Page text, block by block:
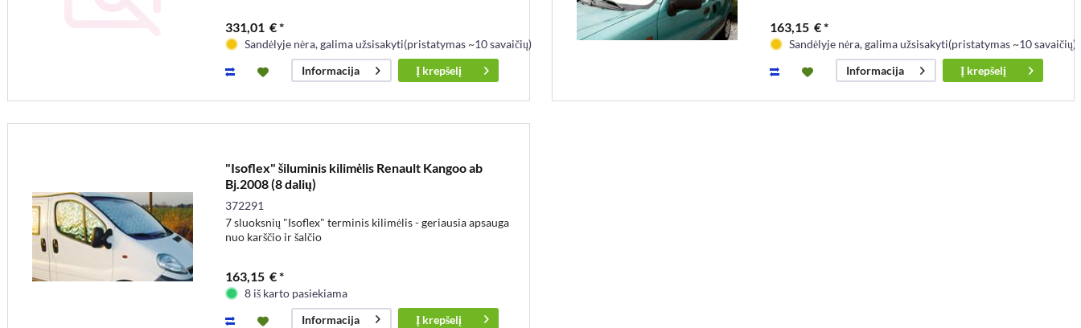
331,01 € *
Sandėlyje nėra, galima užsisakyti(pristatymas ~10 savaičių)
Informacija
Į krepšelį
163,15 € *
Sandėlyje nėra, galima užsisakyti(pristatymas ~10 savaičių)
Informacija
Į krepšelį
"Isoflex" šiluminis kilimėlis Renault Kangoo ab
Bj.2008 (8 dalių)
372291
7 sluoksnių "Isoflex" terminis kilimėlis - geriausia apsauga
nuo karščio ir šalčio
163,15 € *
8 iš karto pasiekiama
Informacija
Į krepšelį